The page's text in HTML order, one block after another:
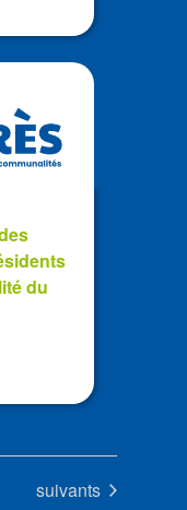
du
Évènements
suivants